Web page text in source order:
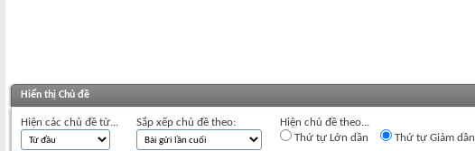
Hiển thị Chủ đề
Hiện các chủ đề từ... Sắp xếp chủ đề theo:
Hiện chủ đề theo...
Thứ tự Lớn dần
Thứ tự Giảm dần